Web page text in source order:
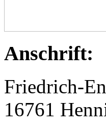
Anschrift:
Friedrich-
16761